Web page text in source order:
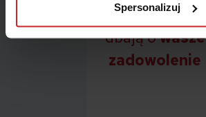
Spersonalizuj
Nasi konsultanci
dbają owasze
zadowolenie